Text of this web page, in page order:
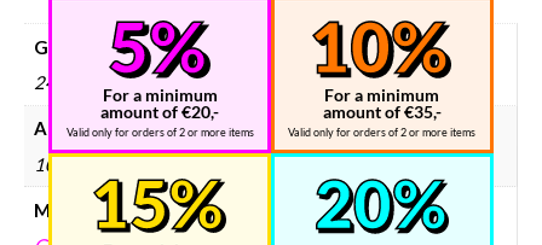
Gewicht
245 g
Afmetingen
102 × 103 × 100 mm
Merken
For a minimum
amount of €20,-
Valid only for orders of 2 or more items
For a minimum
amount of €35,-
Valid only for orders of 2 or more items